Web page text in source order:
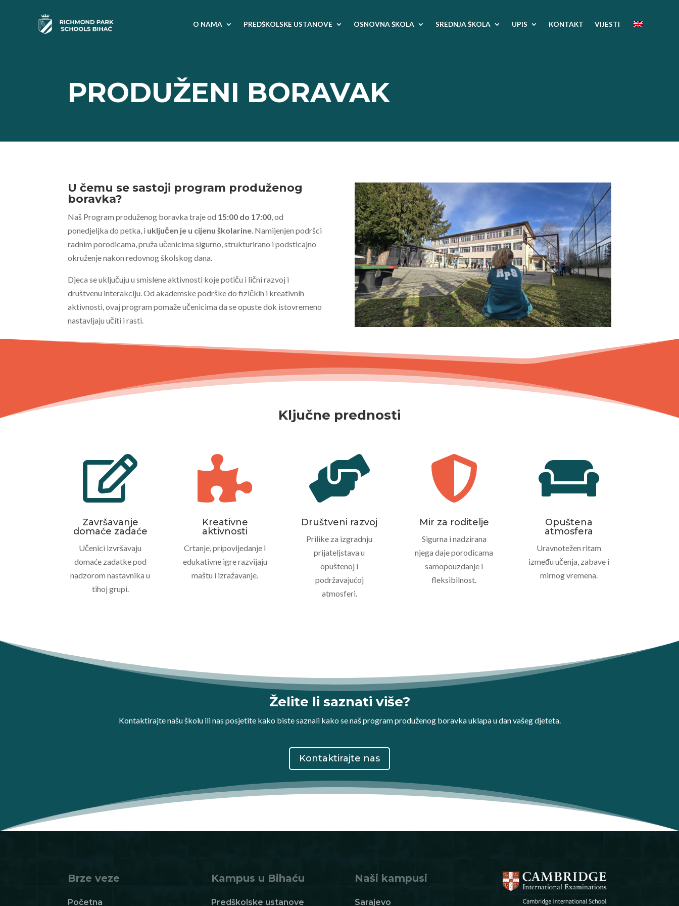
O NAMA PREDŠKOLSKE USTANOVE OSNOVNA ŠKOLA SREDNJA ŠKOLA UPIS KONTAKT VIJESTI
PRODUŽENI BORAVAK
U čemu se sastoji program produženog
boravka?
Naš Program produženog boravka traje od 15:00 do 17:00 , od
ponedjeljka do petka, i uključen je u cijenu školarine . Namijenjen podršci
radnim porodicama, pruža učenicima sigurno, strukturirano i podsticajno
okruženje nakon redovnog školskog dana.
Djeca se uključuju u smislene aktivnosti koje potiču i lični razvoj i
društvenu interakciju. Od akademske podrške do fizičkih i kreativnih
aktivnosti, ovaj program pomaže učenicima da se opuste dok istovremeno
nastavljaju učiti i rasti.
Ključne prednosti

Završavanje
domaće zadaće
Učenici izvršavaju
domaće zadatke pod
nadzorom nastavnika u
tihoj grupi.

Kreativne
aktivnosti
Crtanje, pripovijedanje i
edukativne igre razvijaju
maštu i izražavanje.

Društveni razvoj
Prilike za izgradnju
prijateljstava u
opuštenoj i
podržavajućoj
atmosferi.

Mir za roditelje
Sigurna i nadzirana
njega daje porodicama
samopouzdanje i
fleksibilnost.

Opuštena
atmosfera
Uravnotežen ritam
između učenja, zabave i
mirnog vremena.
Želite li saznati više?
Kontaktirajte našu školu ili nas posjetite kako biste saznali kako se naš program produženog boravka uklapa u dan vašeg djeteta.
Kontaktirajte nas
Brze veze
Početna
Kampus u Bihaću
Predškolske ustanove
Naši kampusi
Sarajevo